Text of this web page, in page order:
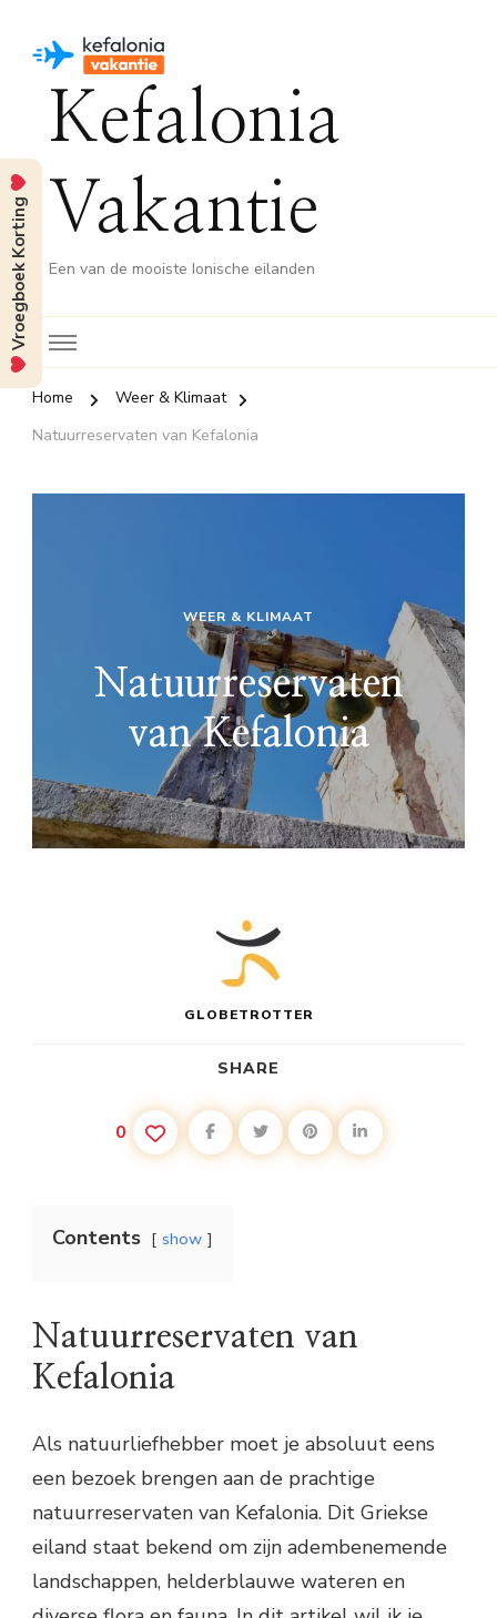
Kefalonia
Vakantie
Een van de mooiste Ionische eilanden
Home
Weer & Klimaat
Natuurreservaten van Kefalonia
WEER & KLIMAAT
Natuurreservaten
van Kefalonia
GLOBETROTTER
SHARE
0
Contents show
Natuurreservaten van
Kefalonia
Als natuurliefhebber moet je absoluut eens
een bezoek brengen aan de prachtige
natuurreservaten van Kefalonia. Dit Griekse
eiland staat bekend om zijn adembenemende
landschappen, helderblauwe wateren en
Vroegboek Korting